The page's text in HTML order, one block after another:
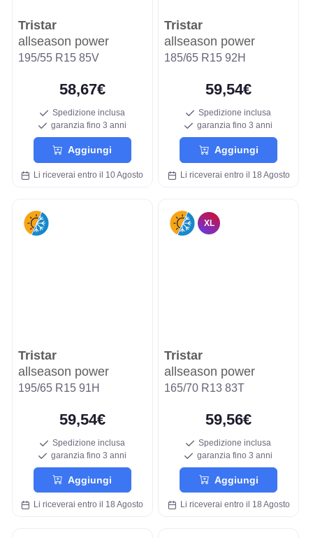
Tristar
allseason power
195/55 R15 85V
58,67€
Spedizione inclusa
garanzia fino 3 anni
Aggiungi
Li riceverai entro il 10 Agosto
Tristar
allseason power
185/65 R15 92H
59,54€
Spedizione inclusa
garanzia fino 3 anni
Aggiungi
Li riceverai entro il 18 Agosto
Tristar
allseason power
195/65 R15 91H
59,54€
Spedizione inclusa
garanzia fino 3 anni
Aggiungi
Li riceverai entro il 18 Agosto
XL
Tristar
allseason power
165/70 R13 83T
59,56€
Spedizione inclusa
garanzia fino 3 anni
Aggiungi
Li riceverai entro il 18 Agosto